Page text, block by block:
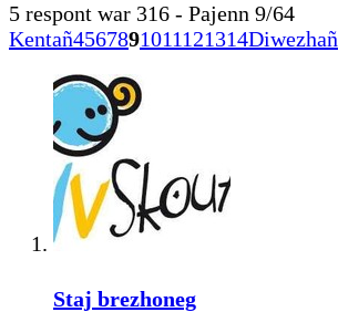
5 respont war 316 - Pajenn 9/64
Kentañ4567891011121314Diwezhañ
Staj brezhoneg